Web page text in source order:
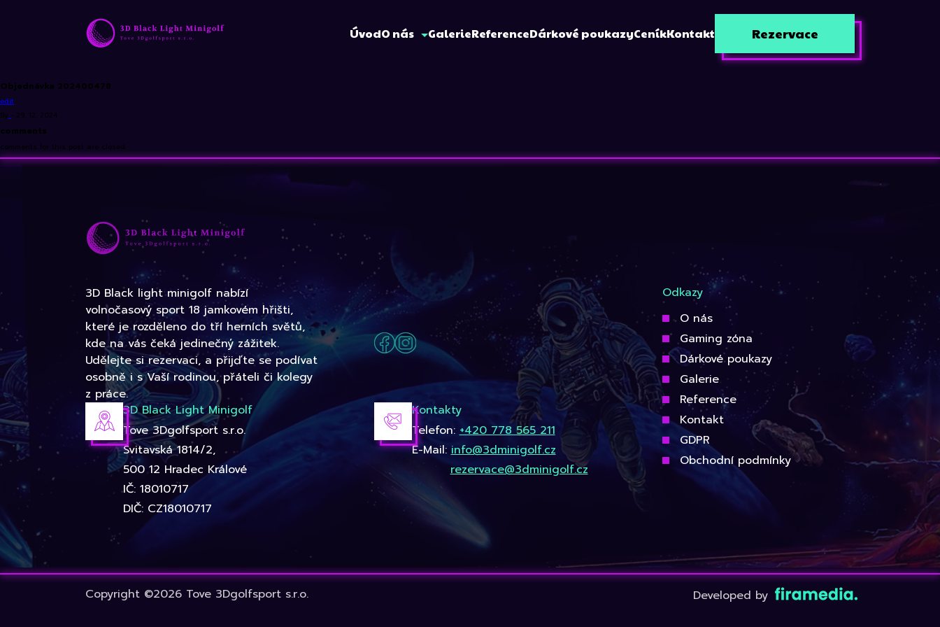
ÚvodO nás GalerieReferenceDárkové poukazyCeníkKontakt Rezervace
Objednávka 202400478
edit
By • 29. 12. 2024
comments
comments for this post are closed
3D Black light minigolf nabízí
volnočasový sport 18 jamkovém hřišti,
které je rozděleno do tří herních světů,
kde na vás čeká jedinečný zážitek.
Udělejte si rezervaci, a přijďte se podívat
osobně i s Vaší rodinou, přáteli či kolegy
z práce.
3D Black Light Minigolf
Tove 3Dgolfsport s.r.o.
Svitavská 1814/2,
500 12 Hradec Králové
IČ: 18010717
DIČ: CZ18010717
Kontakty
Telefon:+420 778 565 211
E-Mail:info@3dminigolf.cz
rezervace@3dminigolf.cz
Odkazy
O nás
Gaming zóna
Dárkové poukazy
Galerie
Reference
Kontakt
GDPR
Obchodní podmínky
Copyright ©2026 Tove 3Dgolfsport s.r.o. Developed by